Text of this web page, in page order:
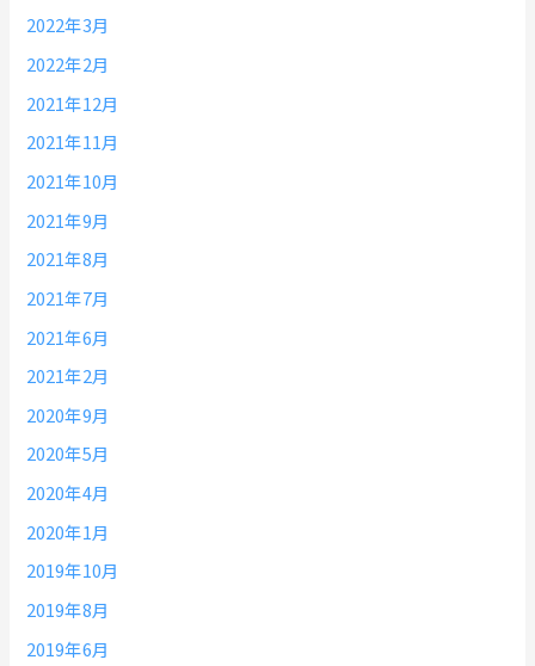
2022年3月
2022年2月
2021年12月
2021年11月
2021年10月
2021年9月
2021年8月
2021年7月
2021年6月
2021年2月
2020年9月
2020年5月
2020年4月
2020年1月
2019年10月
2019年8月
2019年6月